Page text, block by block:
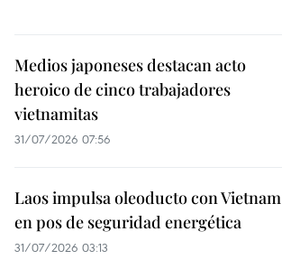
Medios japoneses destacan acto
heroico de cinco trabajadores
vietnamitas
31/07/2026 07:56
Laos impulsa oleoducto con Vietnam
en pos de seguridad energética
31/07/2026 03:13